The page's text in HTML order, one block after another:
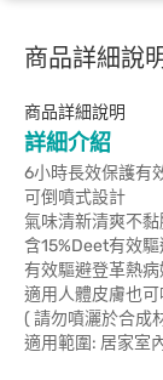
商品詳細說
商品詳細說明
詳細介紹
6小時長效保護有
可倒噴式設計
氣味清新清爽不黏
含15%Deet有效
有效驅避登革熱
適用人體皮膚也
( 請勿噴灑於合成
適用範圍: 居家室